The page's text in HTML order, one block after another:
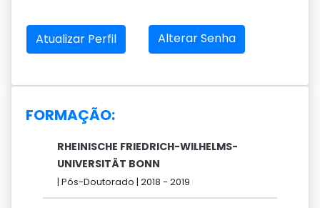
Atualizar Perfil Alterar Senha
FORMAÇÃO:
RHEINISCHE FRIEDRICH-WILHELMS-
UNIVERSITÄT BONN
| Pós-Doutorado | 2018 - 2019